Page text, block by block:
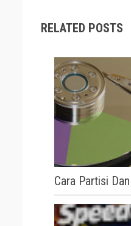
RELATED POSTS
Cara Partisi